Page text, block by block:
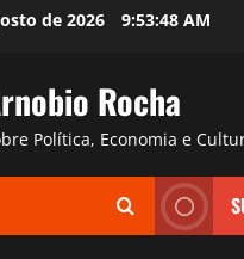
de 2026 9:53:49 AM
Rocha
Política, Economia e